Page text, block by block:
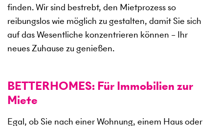
finden. Wir sind bestrebt, den Mietprozess so
reibungslos wie möglich zu gestalten, damit Sie sich
auf das Wesentliche konzentrieren können – Ihr
neues Zuhause zu genießen.
BETTERHOMES: Für Immobilien zur
Miete
Egal, ob Sie nach einer Wohnung, einem Haus oder